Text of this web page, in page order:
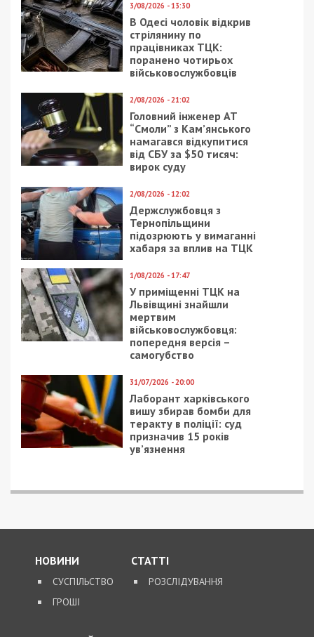
3/08/2026 - 13:30
В Одесі чоловік відкрив
стрілянину по
працівниках ТЦК:
поранено чотирьох
військовослужбовців
2/08/2026 - 21:02
Головний інженер АТ
“Смоли” з Кам’янського
намагався відкупитися
від СБУ за $50 тисяч:
вирок суду
2/08/2026 - 12:02
Держслужбовця з
Тернопільщини
підозрюють у вимаганні
хабаря за вплив на ТЦК
1/08/2026 - 17:47
У приміщенні ТЦК на
Львівщині знайшли
мертвим
військовослужбовця:
попередня версія –
самогубство
31/07/2026 - 20:00
Лаборант харківського
вишу збирав бомби для
теракту в поліції: суд
призначив 15 років
ув’язнення
НОВИНИ
СУСПІЛЬСТВО
ГРОШІ
СТАТТІ
РОЗСЛІДУВАННЯ